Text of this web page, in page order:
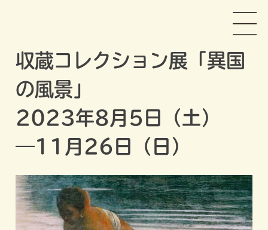
収蔵コレクション展「異国
の風景」
2023年8月5日（土）
―11月26日（日）